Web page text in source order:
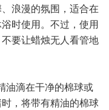
浪漫的氛围，适合在
时使用。不过，使用
要让蜡烛无人看管地
油滴在干净的棉球或
，将带有精油的棉球